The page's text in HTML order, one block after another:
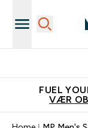
FUEL
VÆR